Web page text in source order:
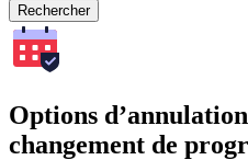
Rechercher
Options
changement de